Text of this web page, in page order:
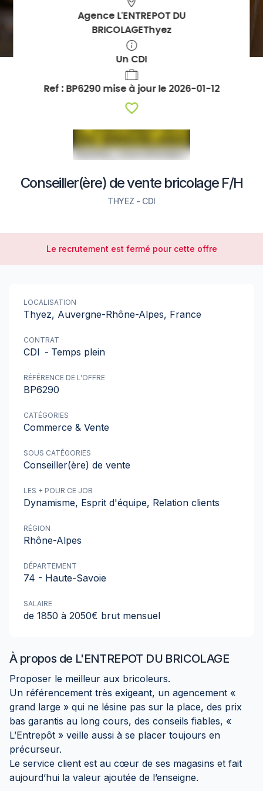
Agence L'ENTREPOT DU
BRICOLAGEThyez
UnCDI
Ref : BP6290mise à jour le 2026-01-12
Favoris